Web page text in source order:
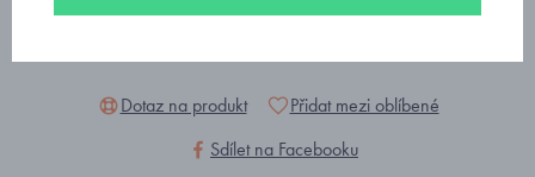
Dotaz na produkt
Přidat mezi oblíbené
Sdílet na Facebooku